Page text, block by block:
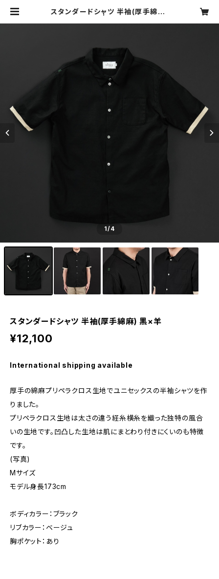
スタンダードシャツ 半袖(厚手綿麻)
1/4
スタンダードシャツ 半袖(厚手綿麻) 黒×羊
¥12,100
International shipping available
厚手の綿麻プリペラクロス生地でユニセックスの半袖シャツを作
りました。
プリペラクロス生地は太さの違う経糸横糸を織った独特の風合
いの生地です。凹凸した生地は肌にまとわり付きにくいのも特徴
です。
(写真)
Mサイズ
モデル身長173cm
ボディカラー：ブラック
リブカラー：ベージュ
胸ポケット：あり